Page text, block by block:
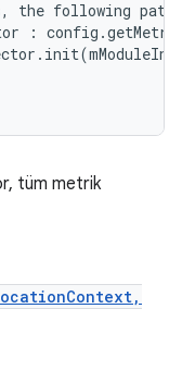
the following
:
tüm metrik